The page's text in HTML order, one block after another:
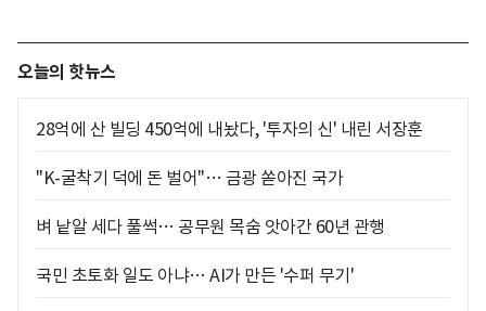
오늘의 핫뉴스
28억에 산 빌딩 450억에 내놨다, '투자의 신' 내린 서장훈
"K-굴착기 덕에 돈 벌어"… 금광 쏟아진 국가
벼 낱알 세다 풀썩… 공무원 목숨 앗아간 60년 관행
국민 초토화 일도 아냐… AI가 만든 '수퍼 무기'